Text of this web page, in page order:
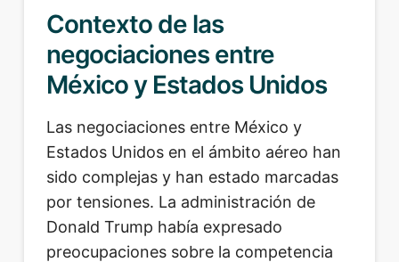
Contexto de las
negociaciones entre
México y Estados Unidos
Las negociaciones entre México y
Estados Unidos en el ámbito aéreo han
sido complejas y han estado marcadas
por tensiones. La administración de
Donald Trump había expresado
preocupaciones sobre la competencia